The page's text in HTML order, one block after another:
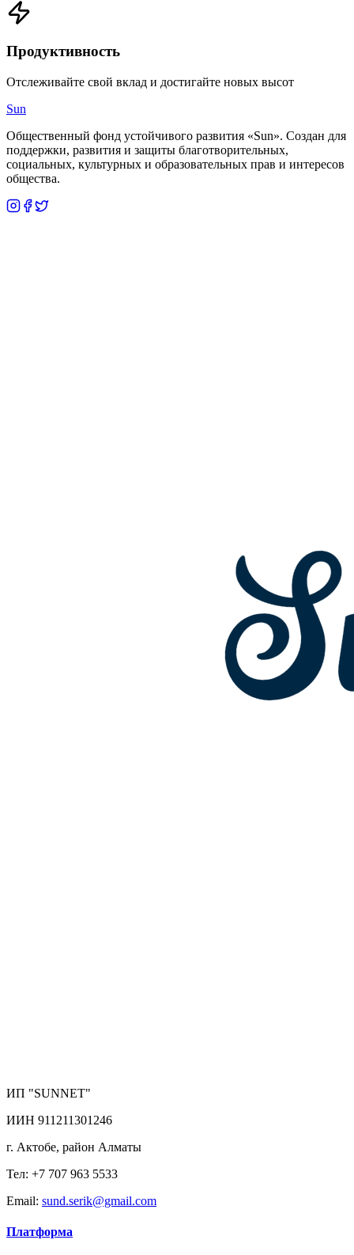
Продуктивность
Отслеживайте свой вклад и достигайте новых высот
Sun
Общественный фонд устойчивого развития «Sun». Создан для
поддержки, развития и защиты благотворительных,
социальных, культурных и образовательных прав и интересов
общества.
ИП "SUNNET"
ИИН 911211301246
г. Актобе, район Алматы
Тел: +7 707 963 5533
Email: sund.serik@gmail.com
Платформа